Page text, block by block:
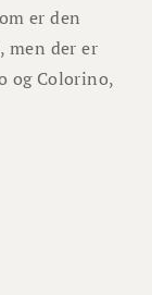
er den
men der er
og Colorino,